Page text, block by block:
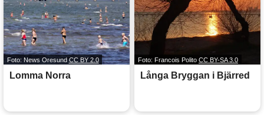
Foto: News OresundCC BY 2.0
Lomma Norra
Foto: Francois Polito CC BY-SA 3.0
Långa Bryggan i Bjärred